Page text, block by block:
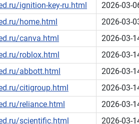
ignition-key-ru.html
2026-03-
home.html
2026-03-
canva.html
2026-03-
roblox.html
2026-03-
abbott.html
2026-03-
citigroup.html
2026-03-
reliance.html
2026-03-
scientific.html
2026-03-